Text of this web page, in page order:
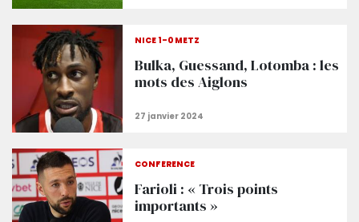
NICE 1-0 METZ
Bulka, Guessand, Lotomba : les
mots des Aiglons
CONFÉRENCE
Farioli : « Trois points
importants »